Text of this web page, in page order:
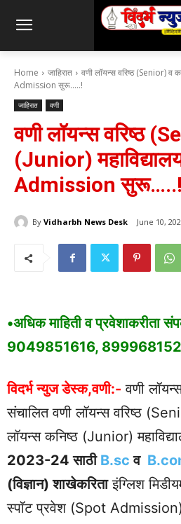
Home जाहिरात
वणी लॉयन्स वरिष्ठ (Senior) व
Admission सुरू.....!
जाहिरात वणी
वणी लॉयन्स वरिष्ठ
(Junior)
Admission सुरू…..!
By Vidharbh News Desk June 10,
•अधिक माहिती व प्रवेशाकरीता
9049851616,
विदर्भ न्युज डेस्क,वणी:- वणी
संचालित वणी लॉयन्स वरिष्ठ
लॉयन्स कनिष्ठ (Junior)
2023-24 साठी B.sc व
(विज्ञान) शाखेकरिताइंग्लिश
स्पॉट प्रवेश (Spot